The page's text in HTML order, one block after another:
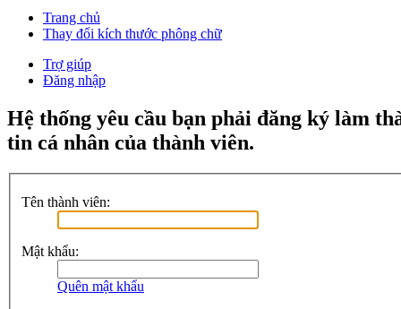
Trang chủ
Thay đổi kích thước phông chữ
Trợ giúp
Đăng nhập
Hệ thống yêu cầu bạn phải đăng ký làm
tin cá nhân của thành viên.
Tên thành viên:
Mật khẩu:
Quên mật khẩu